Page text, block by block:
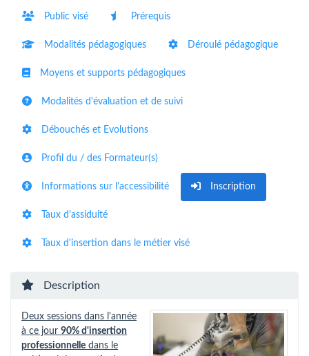
Public visé Prérequis
Modalités pédagogiques Déroulé pédagogique
Moyens et supports pédagogiques
Modalités d'évaluation et de suivi
Débouchés et Evolutions
Profil du / des Formateur(s)
Informations sur l'accessibilité Inscription
Taux d'assiduité
Taux d'insertion dans le métier visé
Description
Deux sessions dans l'année
à ce jour 90% d'insertion
professionnelle dans le